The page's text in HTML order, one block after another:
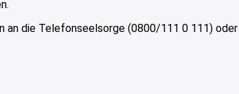
die Telefonseelsorge (0800/111 0 111) oder